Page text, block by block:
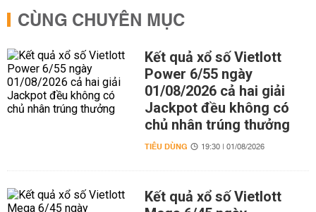
CÙNG CHUYÊN MỤC
Kết quả xổ số Vietlott
Power 6/55 ngày
01/08/2026 cả hai giải
Jackpot đều không có
chủ nhân trúng thưởng
TIÊU DÙNG 19:30 | 01/08/2026
Kết quả xổ số Vietlott